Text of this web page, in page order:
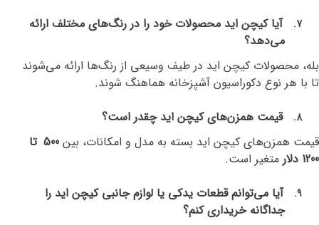
7.
آیا کیچن اید محصولات خود را در رنگ‌های مختلف ارائه
می‌دهد؟
بله، محصولات کیچن اید در طیف وسیعی از رنگ‌ها ارائه می‌شوند
تا با هر نوع دکوراسیون آشپزخانه هماهنگ شوند.
8.
قیمت همزن‌های کیچن اید چقدر است؟
قیمت همزن‌های کیچن اید بسته به مدل و امکانات، بین 500 تا
1200 دلار
متغیر است.
9.
آیا می‌توانم قطعات یدکی یا لوازم جانبی کیچن اید را
جداگانه خریداری کنم؟